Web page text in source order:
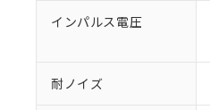
インパルス電圧
耐ノイズ